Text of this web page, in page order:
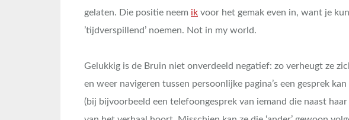
gelaten. Die positie neem ik voor het gemak even in, want je
’tijdverspillend’ noemen. Not in my world.
Gelukkig is de Bruin niet onverdeeld negatief: zo verheugt ze
en weer navigeren tussen persoonlijke pagina’s een gesprek
(bij bijvoorbeeld een telefoongesprek van iemand die naast